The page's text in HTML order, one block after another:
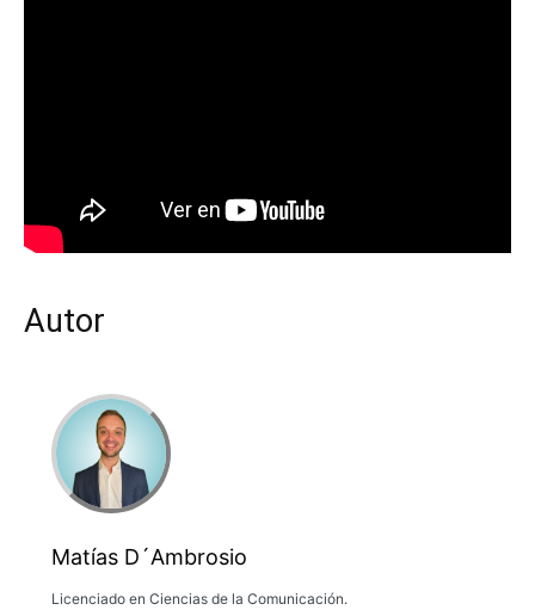
Autor
Matías D´Ambrosio
Licenciado en Ciencias de la Comunicación.